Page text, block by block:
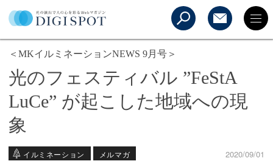
＜MKイルミネーションNEWS 9月号＞
光のフェスティバル ”FeStA
LuCe” が起こした地域への現
象
イルミネーション メルマガ 2020/09/01